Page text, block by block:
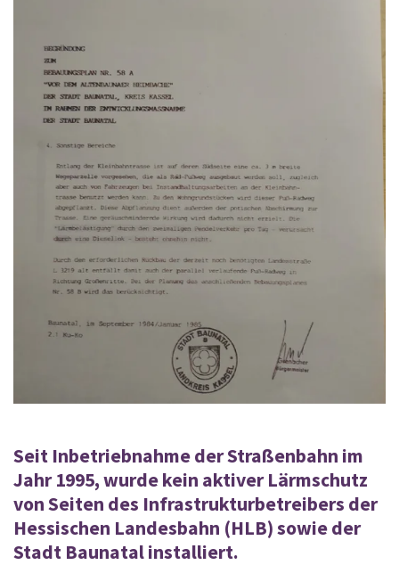
Seit Inbetriebnahme der Straßenbahn im
Jahr 1995, wurde kein aktiver Lärmschutz
von Seiten des Infrastrukturbetreibers der
Hessischen Landesbahn (HLB) sowie der
Stadt Baunatal installiert.